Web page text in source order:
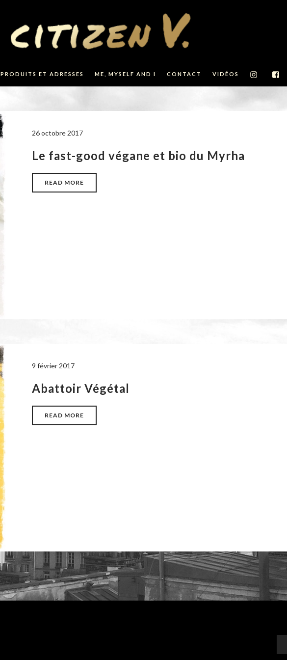
PRODUITS ET ADRESSES ME, MYSELF AND I CONTACT VIDÉOS
26 octobre 2017
Le fast-good végane et bio du Myrha
READ MORE
9 février 2017
Abattoir Végétal
READ MORE